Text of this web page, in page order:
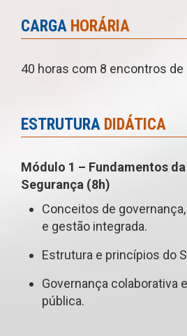
CARGA HORÁRIA
40 horas com 8 encontros
ESTRUTURA DIDÁTICA
Módulo 1 – Fundamentos
Segurança (8h)
Conceitos de
e gestão integrada.
Estrutura e princípios do
Governança colaborativa
pública.